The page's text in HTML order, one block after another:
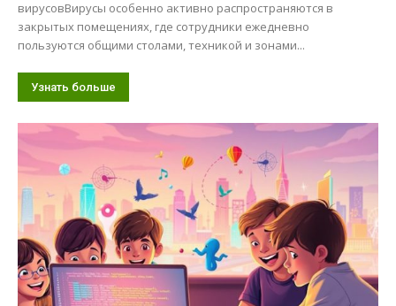
вирусовВирусы особенно активно распространяются в
закрытых помещениях, где сотрудники ежедневно
пользуются общими столами, техникой и зонами...
Узнать больше